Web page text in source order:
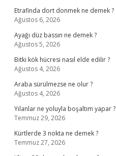
Etrafinda dort donmek ne demek ?
Ağustos 6, 2026
Ayağı düz bassın ne demek ?
Ağustos 5, 2026
Bitki kök hücresi nasıl elde edilir ?
Ağustos 4, 2026
Araba sürülmezse ne olur ?
Ağustos 4, 2026
Yılanlar ne yoluyla boşaltım yapar ?
Temmuz 29, 2026
Kürtlerde 3 nokta ne demek ?
Temmuz 27, 2026